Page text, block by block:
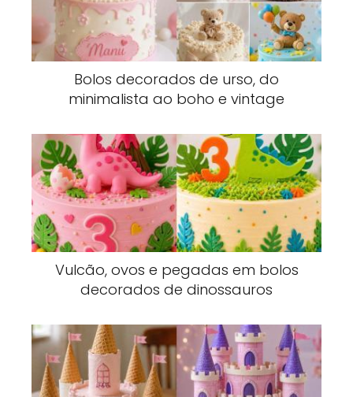
Bolos decorados de urso, do
minimalista ao boho e vintage
Vulcão, ovos e pegadas em bolos
decorados de dinossauros